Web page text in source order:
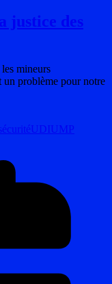
justice des
mineurs
un problème pour notre
UDIUMP